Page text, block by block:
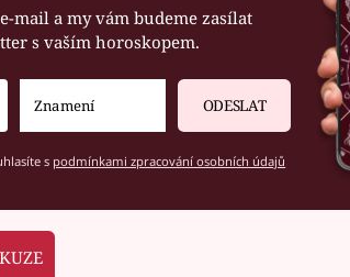
mail a my vám budeme zasílat
s vaším horoskopem.
ODESLAT
s podmínkami zpracování osobních údajů